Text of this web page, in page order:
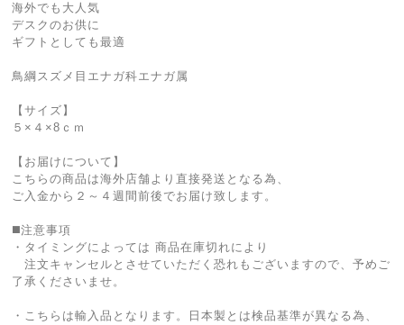
海外でも大人気
デスクのお供に
ギフトとしても最適
鳥綱スズメ目エナガ科エナガ属
【サイズ】
５×４×8ｃｍ
【お届けについて】
こちらの商品は海外店舗より直接発送となる為、
ご入金から２～４週間前後でお届け致します。
◼️注意事項
・タイミングによっては 商品在庫切れにより
注文キャンセルとさせていただく恐れもございますので、予めご
了承くださいませ。
・こちらは輸入品となります。日本製とは検品基準が異なる為、